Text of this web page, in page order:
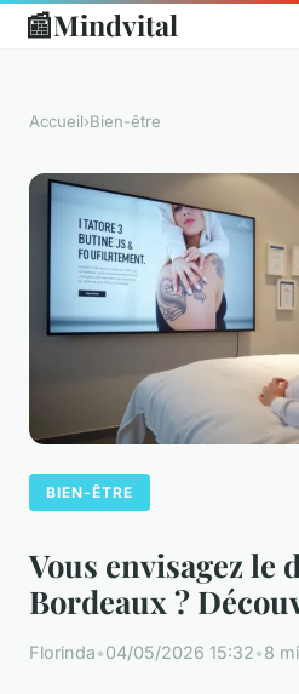
📰Mindvital
Accueil›Bien-être
BIEN-ÊTRE
Vous envisagez le
Bordeaux ?
Florinda•04/05/2026 15:32•8